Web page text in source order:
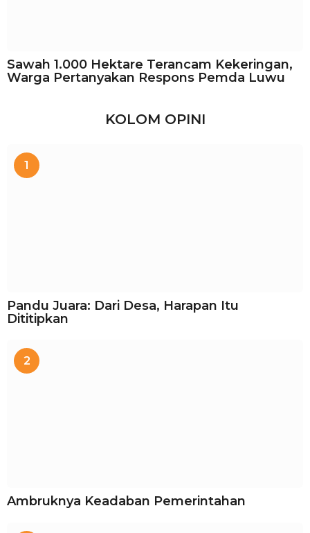
Sawah 1.000 Hektare Terancam Kekeringan,
Warga Pertanyakan Respons Pemda Luwu
KOLOM OPINI
1
Pandu Juara: Dari Desa, Harapan Itu
Dititipkan
2
Ambruknya Keadaban Pemerintahan